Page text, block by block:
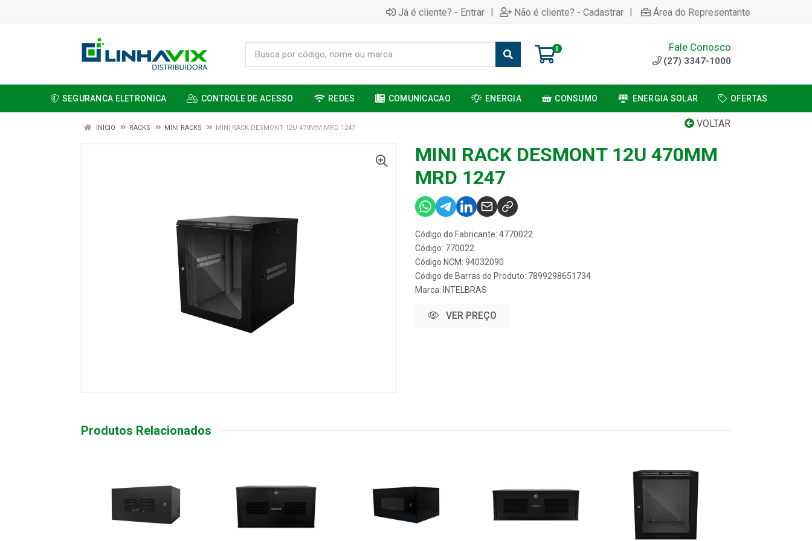
Já é cliente? - Entrar | Não é cliente? - Cadastrar | Área do Representante
0 Fale Conosco
(27) 3347-1000
SEGURANCA ELETRONICA CONTROLE DE ACESSO REDES COMUNICACAO ENERGIA CONSUMO ENERGIA SOLAR OFERTAS
VOLTAR
INÍCIO RACKS MINI RACKS MINI RACK DESMONT 12U 470MM MRD 1247
MINI RACK DESMONT 12U 470MM
MRD 1247
Código do Fabricante: 4770022
Código: 770022
Código NCM: 94032090
Código de Barras do Produto: 7899298651734
Marca: INTELBRAS
VER PREÇO
Produtos Relacionados